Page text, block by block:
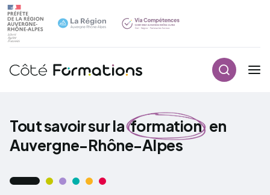
Aller au contenu principal
Navigation principale
Aller au contenu principal
Tout savoir sur la formation en
Auvergne-Rhône-Alpes